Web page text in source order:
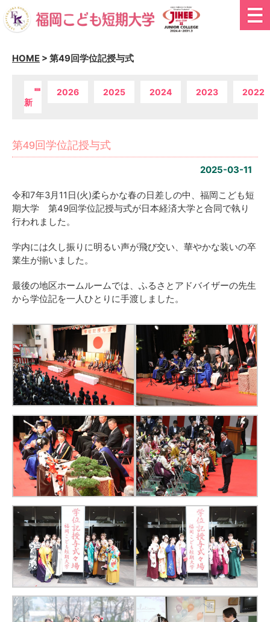
HOME > 第49回学位記授与式
最
新
2026 2025 2024 2023 2022
第49回学位記授与式
2025-03-11
令和7年3月11日(火)柔らかな春の日差しの中、福岡こども短
期大学 第49回学位記授与式が日本経済大学と合同で執り
行われました。
学内には久し振りに明るい声が飛び交い、華やかな装いの卒
業生が揃いました。
最後の地区ホームルームでは、ふるさとアドバイザーの先生
から学位記を一人ひとりに手渡しました。